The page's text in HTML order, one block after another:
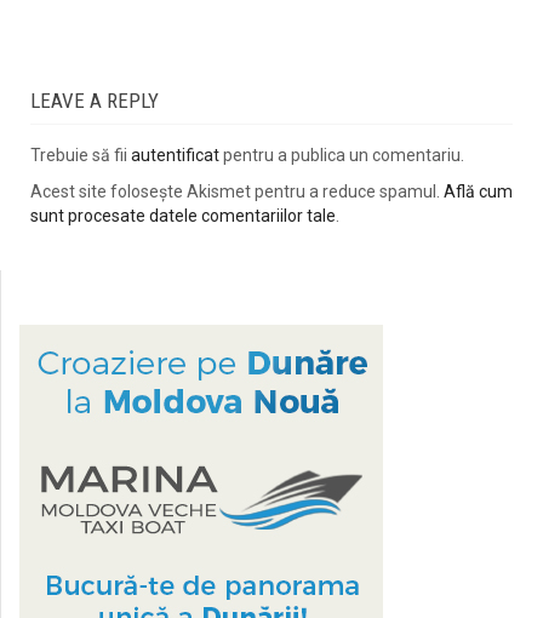
LEAVE A REPLY
Trebuie să fii autentificatpentru a publica un comentariu.
Acest site folosește Akismet pentru a reduce spamul. Află cum
sunt procesate datele comentariilor tale